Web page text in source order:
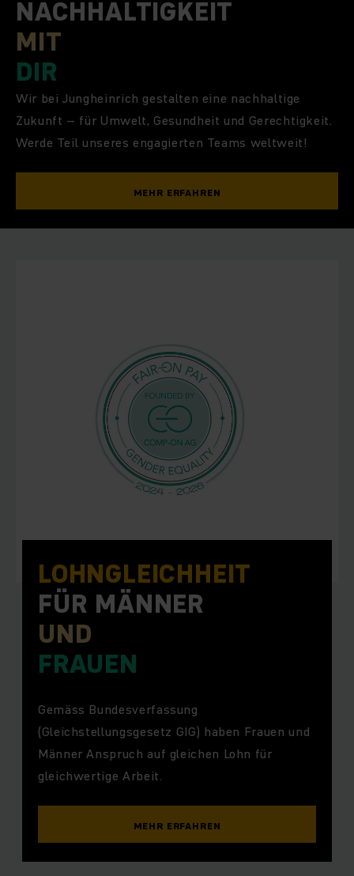
NACHHALTIGKEIT
MIT
DIR
Wir bei Jungheinrich gestalten eine nachhaltige
Zukunft – für Umwelt, Gesundheit und Gerechtigkeit.
Werde Teil unseres engagierten Teams weltweit!
MEHR ERFAHREN
LOHN­GLEICHHEIT
FÜR MÄNNER
UND
FRAUEN
Gemäss Bundesverfassung
(Gleichstellungsgesetz GIG) haben Frauen und
Männer Anspruch auf gleichen Lohn für
gleichwertige Arbeit.
MEHR ERFAHREN